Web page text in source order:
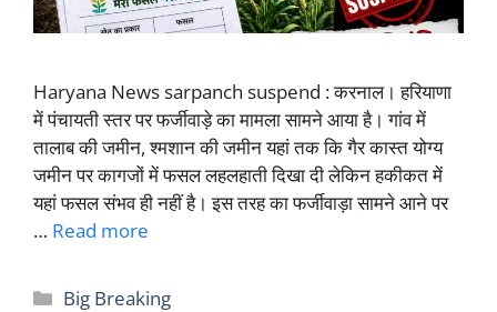
Haryana News sarpanch suspend : करनाल। हरियाणा
में पंचायती स्तर पर फर्जीवाड़े का मामला सामने आया है। गांव में
तालाब की जमीन, श्मशान की जमीन यहां तक कि गैर कास्त योग्य
जमीन पर कागजों में फसल लहलहाती दिखा दी लेकिन हकीकत में
यहां फसल संभव ही नहीं है। इस तरह का फर्जीवाड़ा सामने आने पर
… Read more
Categories
Big Breaking